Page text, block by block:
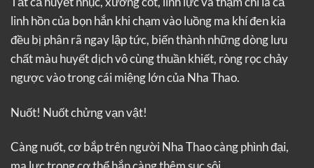
linh hồn của bọn hắn khi chạm vào luồng ma khí đen kia
đều bị phân rã ngay lập tức, biến thành những dòng lưu
chất màu huyết dịch vô cùng thuần khiết, ròng rọc chảy
ngược vào trong cái miệng lớn của Nha Thao.
Nuốt! Nuốt chửng vạn vật!
Càng nuốt, cơ bắp trên người Nha Thao càng phình đại,